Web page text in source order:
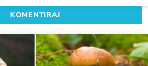
KOMENTIRAJ